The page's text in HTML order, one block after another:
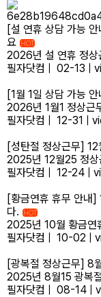
[설 연휴 상담 가능
요 HOT
2026년 설 연휴 정상
필자닷컴
02-13
[1월 1일 상담 가능
2026년 1월1 정상근
필자닷컴
12-31
[성탄절 정상근무]
2025년 12월25 정상
필자닷컴
12-24
[황금연휴 휴무 안내]
다.
HOT
2025년 10월 황금연
필자닷컴
10-02
[광복절 정상근무] 8
2025년 8월15 광복
필자닷컴
08-14